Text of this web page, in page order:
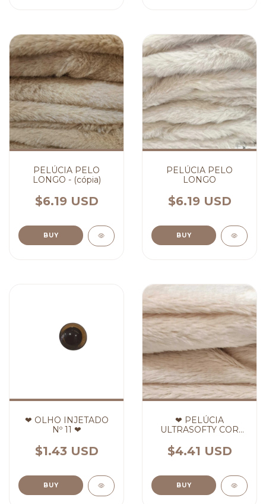
PELÚCIA PELO
LONGO - (cópia)
$6.19 USD
BUY
PELÚCIA PELO
LONGO
$6.19 USD
BUY
❤ OLHO INJETADO
Nº 11 ❤
$1.43 USD
BUY
❤ PELÚCIA
ULTRASOFTY COR
$4.41 USD
BUY